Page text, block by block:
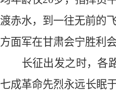
渡赤水，到一往无前的
方面军在甘肃会宁胜利
长征出发之时，各
七成革命先烈永远长眠